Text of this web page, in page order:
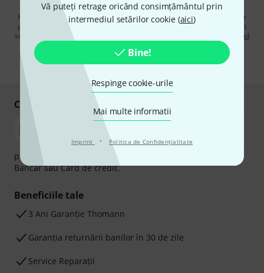
Vă puteți retrage oricând consimțământul prin
intermediul setărilor cookie (aici)
Bine!
Respinge cookie-urile
Mai multe informatii
Imprint · Politica de Confidenţialitate
Făcând clic pe „Înscrie-te acum”, sunteți de acord să primiți publicitate
prin e-mail. Vă puteți dezabona în orice moment. Puteți găsi informații
suplimentare despre buletinul informativ în
regulamentul nostru privind
* Necesar
Cumpărați și plătiți în siguranță
plata se poate efectua în siguranță cu Ramburs, Transfer
Bancar sau Card de credit.
Beneficiile tale
3 Ani Garanție Thomann
Garanţia returnării banilor în 30 de zile
Service Reparații